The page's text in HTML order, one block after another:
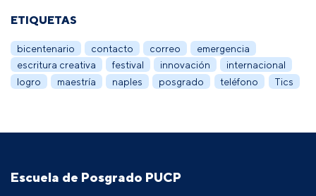
ETIQUETAS
bicentenario contacto correo
emergencia
escritura creativa
festival innovación
internacional
logro
maestría naples posgrado teléfono Tics
Escuela de Posgrado PUCP